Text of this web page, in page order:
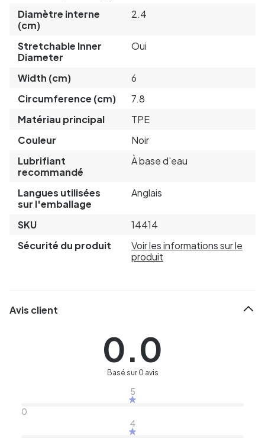
Diamètre interne
(cm)
2.4
Stretchable Inner
Diameter
Oui
Width (cm)
6
Circumference (cm)
7.8
Matériau principal
TPE
Couleur
Noir
Lubrifiant
recommandé
À base d'eau
Langues utilisées
sur l'emballage
Anglais
SKU
14414
Sécurité du produit
Voir les informations sur le
produit
Avis client
0.0
Basé sur 0 avis
5
0
4